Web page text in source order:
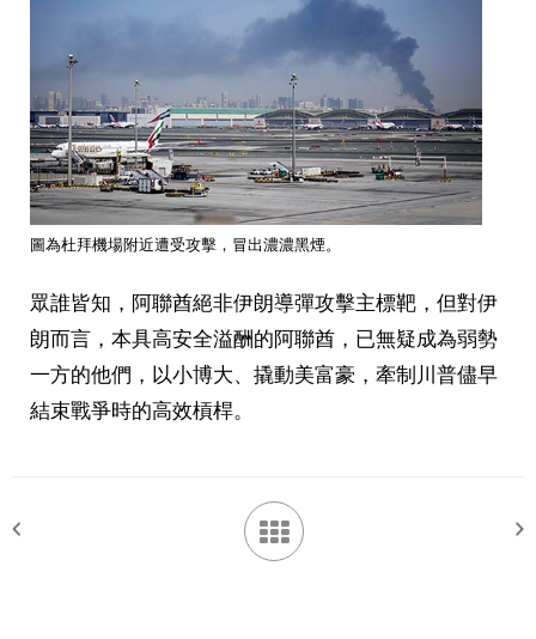
圖為杜拜機場附近遭受攻擊，冒出濃濃黑煙。
眾誰皆知，阿聯酋絕非伊朗導彈攻擊主標靶，但對伊
朗而言，本具高安全溢酬的阿聯酋，已無疑成為弱勢
一方的他們，以小博大、撬動美富豪，牽制川普儘早
結束戰爭時的高效槓桿。